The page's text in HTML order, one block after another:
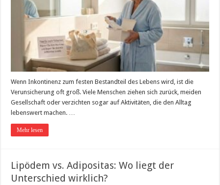
Wenn Inkontinenz zum festen Bestandteil des Lebens wird, ist die
Verunsicherung oft groß. Viele Menschen ziehen sich zurück, meiden
Gesellschaft oder verzichten sogar auf Aktivitäten, die den Alltag
lebenswert machen. …
Mehr lesen
Lipödem vs. Adipositas: Wo liegt der
Unterschied wirklich?